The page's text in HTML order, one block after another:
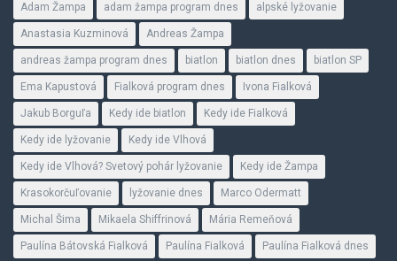
Adam Žampa adam žampa program dnes alpské lyžovanie
Anastasia Kuzminová Andreas Žampa
andreas žampa program dnes biatlon biatlon dnes biatlon SP
Ema Kapustová Fialková program dnes Ivona Fialková
Jakub Borguľa Kedy ide biatlon Kedy ide Fialková
Kedy ide lyžovanie Kedy ide Vlhová
Kedy ide Vlhová? Svetový pohár lyžovanie Kedy ide Žampa
Krasokorčuľovanie lyžovanie dnes Marco Odermatt
Michal Šima Mikaela Shiffrinová Mária Remeňová
Paulína Bátovská Fialková Paulína Fialková Paulína Fialková dnes